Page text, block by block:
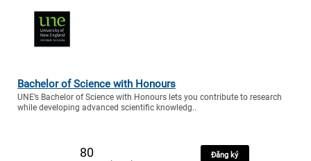
Bachelor of Science with Honours
UNE’s Bachelor of Science with Honours lets you contribute to research
while developing advanced scientific knowledg..
80 Đăng ký